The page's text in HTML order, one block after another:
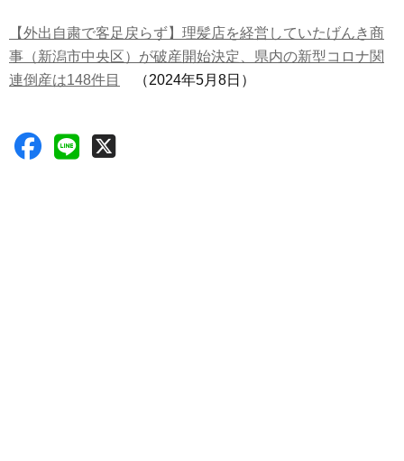
【外出自粛で客足戻らず】理髪店を経営していたげんき商
事（新潟市中央区）が破産開始決定、県内の新型コロナ関
連倒産は148件目
（2024年5月8日）